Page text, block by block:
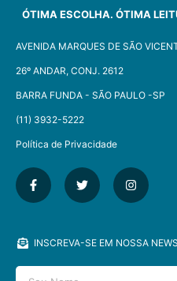
ÓTIMA ESCOLHA. ÓTIMA
AVENIDA MARQUES DE SÃO
26º ANDAR, CONJ. 2612
BARRA FUNDA - SÃO PAULO -SP​
(11) 3932-5222
Política de Privacidade
INSCREVA-SE EM NOSSA